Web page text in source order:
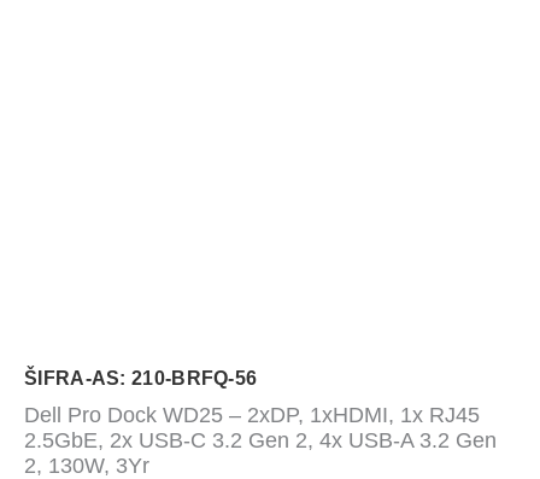
ŠIFRA-AS: 210-BRFQ-56
Dell Pro Dock WD25 – 2xDP, 1xHDMI, 1x RJ45
2.5GbE, 2x USB-C 3.2 Gen 2, 4x USB-A 3.2 Gen
2, 130W, 3Yr